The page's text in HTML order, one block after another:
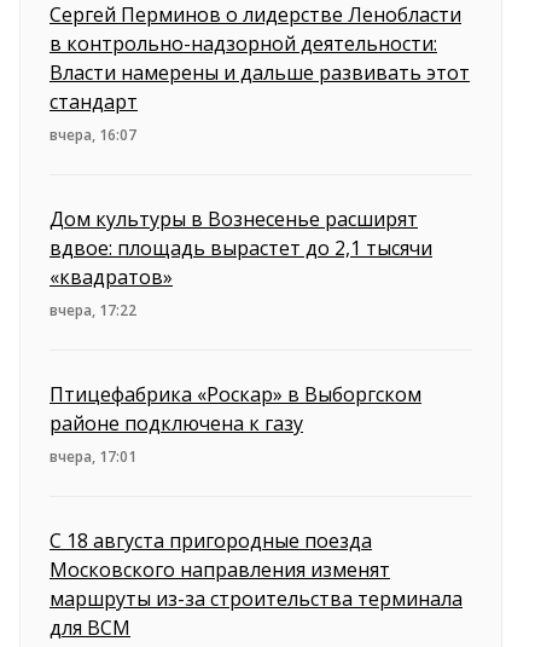
Сергей Перминов о лидерстве Ленобласти
в контрольно-надзорной деятельности:
Власти намерены и дальше развивать этот
стандарт
вчера, 16:07
Дом культуры в Вознесенье расширят
вдвое: площадь вырастет до 2,1 тысячи
«квадратов»
вчера, 17:22
Птицефабрика «Роскар» в Выборгском
районе подключена к газу
вчера, 17:01
С 18 августа пригородные поезда
Московского направления изменят
маршруты из-за строительства терминала
для ВСМ